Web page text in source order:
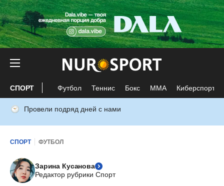
СПОРТ Футбол Теннис Бокс ММА Киберспорт
Провели подряд дней с нами
СПОРТ ФУТБОЛ
Зарина Кусанова
Редактор рубрики Спорт